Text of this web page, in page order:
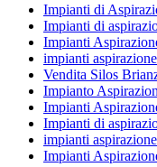
Impianti di
Impianti di
Impianti
impianti
Vendita Silos
Impianto
Impianti
Impianti di
impianti
Impianti